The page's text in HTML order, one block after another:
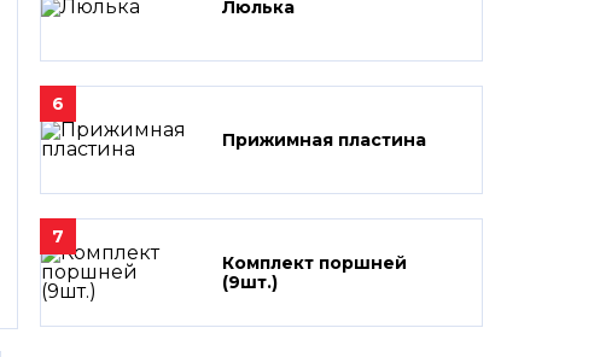
Люлька
6
Прижимная пластина
7
Комплект поршней
(9шт.)